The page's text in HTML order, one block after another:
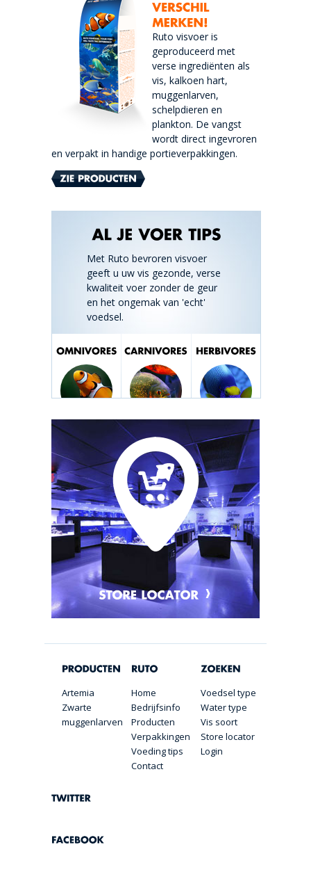
Ruto visvoer is
geproduceerd met
verse ingrediënten als
vis, kalkoen hart,
muggenlarven,
schelpdieren en
plankton. De vangst
wordt direct ingevroren
en verpakt in handige portieverpakkingen.
Met Ruto bevroren visvoer
geeft u uw vis gezonde, verse
kwaliteit voer zonder de geur
en het ongemak van 'echt'
voedsel.
Artemia
Zwarte
muggenlarven
Home
Bedrijfsinfo
Producten
Verpakkingen
Voeding tips
Contact
Voedsel type
Water type
Vis soort
Store locator
Login